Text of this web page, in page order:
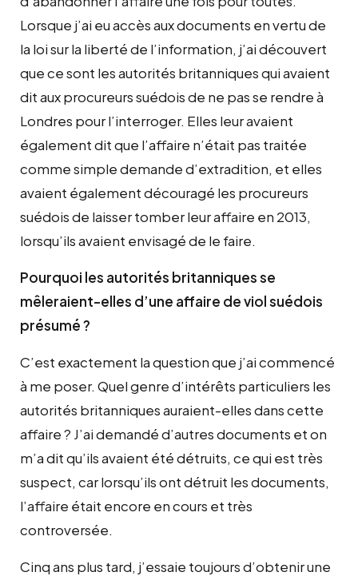
Lorsque j’ai eu accès aux documents en vertu de
la loi sur la liberté de l’information, j’ai découvert
que ce sont les autorités britanniques qui avaient
dit aux procureurs suédois de ne pas se rendre à
Londres pour l’interroger. Elles leur avaient
également dit que l’affaire n’était pas traitée
comme simple demande d’extradition, et elles
avaient également découragé les procureurs
suédois de laisser tomber leur affaire en 2013,
lorsqu’ils avaient envisagé de le faire.
Pourquoi les autorités britanniques se
mêleraient-elles d’une affaire de viol suédois
présumé ?
C’est exactement la question que j’ai commencé
à me poser. Quel genre d’intérêts particuliers les
autorités britanniques auraient-elles dans cette
affaire ? J’ai demandé d’autres documents et on
m’a dit qu’ils avaient été détruits, ce qui est très
suspect, car lorsqu’ils ont détruit les documents,
l’affaire était encore en cours et très
controversée.
Cinq ans plus tard, j’essaie toujours d’obtenir une